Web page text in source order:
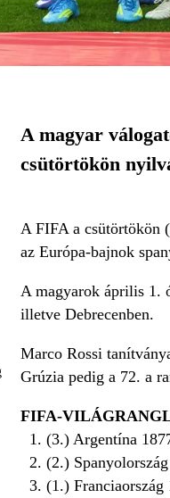
A magyar
csütörtökön
A FIFA a csütörtökön
az Európa-bajnok
A magyarok április 1.
illetve Debrecenben.
Marco Rossi
Grúzia pedig a 72. a
FIFA-
1. (3.) Argentína
2. (2.)
3. (1.) Franciaország